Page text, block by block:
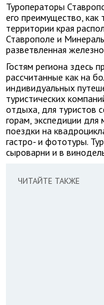
Туроператоры
его преимущество, как
территории края
Ставрополе и
разветвленная
Гостям региона здесь
рассчитанные как на
индивидуальных
туристических
отдыха, для туристов
горам, экспедиции
поездки на
гастро- и фототуры.
сыроварни и в
ЧИТАЙТЕ ТАКЖЕ